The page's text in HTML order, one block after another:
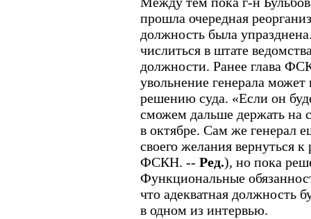
прошла очередная
должность была
числиться в штате
должности. Ранее глава
увольнение генерала
решению суда. «Если он
сможем дальше держать на
в октябре. Сам же генерал
своего желания вернуться
ФСКН. -- Ред.), но пока
Функциональные
что адекватная должность
в одном из интервью.